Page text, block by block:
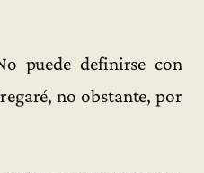
puede definirse con
no obstante, por